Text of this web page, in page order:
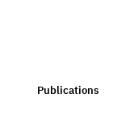
Publications